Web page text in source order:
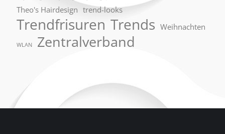
Theo's Hairdesign trend-looks
Trendfrisuren Trends Weihnachten
WLAN Zentralverband